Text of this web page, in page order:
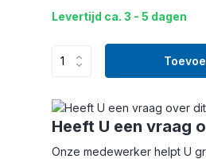
Levertijd ca. 3 - 5 dagen
Heeft U een vraag
Onze medewerker helpt U